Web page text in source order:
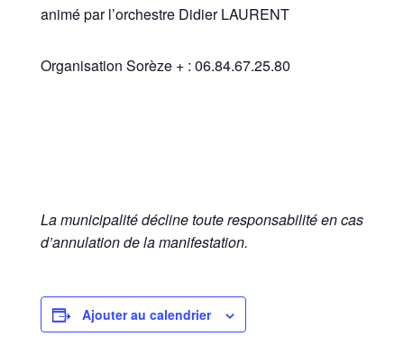
animé par l’orchestre Didier LAURENT
Organisation Sorèze + : 06.84.67.25.80
La municipalité décline toute responsabilité en cas
d’annulation de la manifestation.
Ajouter au calendrier